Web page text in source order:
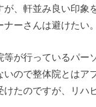
、軒並み良い印象
ーさんは避けたい。
等が行っているパ
いので整体院とはア
けたのですが、リハ